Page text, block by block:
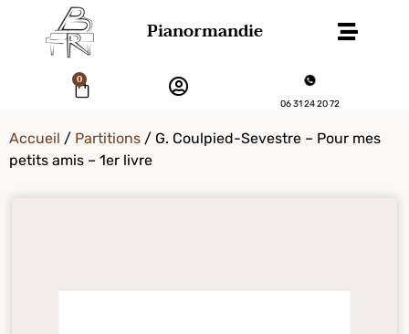
Pianormandie
0
06 31 24 20 72
Accueil / Partitions / G. Coulpied-Sevestre – Pour mes
petits amis – 1er livre